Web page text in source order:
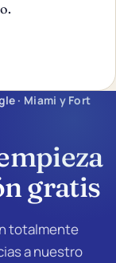
· Miami y Fort
gratis
totalmente
a nuestro